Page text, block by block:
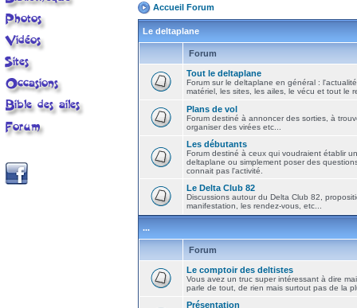
Accueil Forum
Le deltaplane
Forum
Tout le deltaplane
Forum sur le deltaplane en général :
matériel, les sites, les ailes, le vécu et tout le
Plans de vol
Forum destiné à annoncer des sorties, à
organiser des virées etc...
Les débutants
Forum destiné à ceux qui voudraient établir
deltaplane ou simplement poser des
connait pas l'activité.
Le Delta Club 82
Discussions autour du Delta Club 82,
manifestation, les rendez-vous, etc...
...
Forum
Le comptoir des deltistes
Vous avez un truc super intéressant à dire
parle de tout, de rien mais surtout pas de la
Présentation